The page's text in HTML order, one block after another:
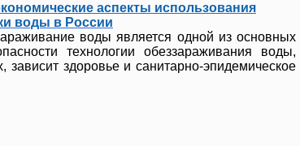
аспекты использования
воды в России
воды является одной из основных
технологии обеззараживания воды,
здоровье и санитарно-эпидемическое